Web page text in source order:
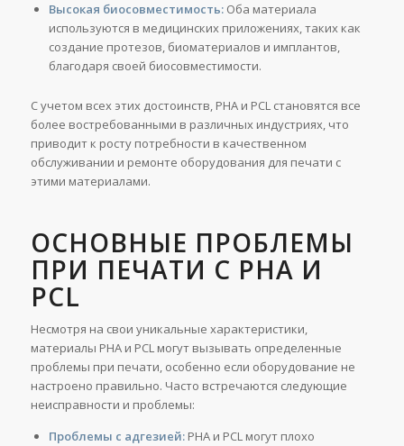
Высокая биосовместимость:Оба материала
используются в медицинских приложениях, таких как
создание протезов, биоматериалов и имплантов,
благодаря своей биосовместимости.
С учетом всех этих достоинств, PHA и PCL становятся все
более востребованными в различных индустриях, что
приводит к росту потребности в качественном
обслуживании и ремонте оборудования для печати с
этими материалами.
ОСНОВНЫЕ ПРОБЛЕМЫ
ПРИ ПЕЧАТИ С PHA И
PCL
Несмотря на свои уникальные характеристики,
материалы PHA и PCL могут вызывать определенные
проблемы при печати, особенно если оборудование не
настроено правильно. Часто встречаются следующие
неисправности и проблемы:
Проблемы с адгезией:PHA и PCL могут плохо